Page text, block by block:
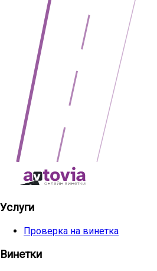
Услуги
Проверка на винетка
Винетки